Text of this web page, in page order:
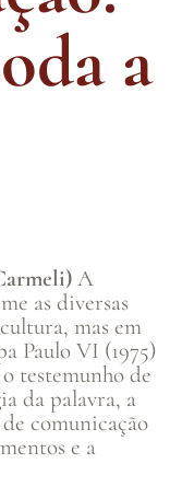
a
A
as diversas
mas em
Paulo VI (1975)
testemunho de
da palavra, a
comunicação
e a